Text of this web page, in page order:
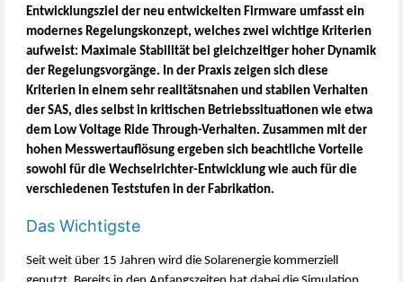
Entwicklungsziel der neu entwickelten Firmware umfasst ein
modernes Regelungskonzept, welches zwei wichtige Kriterien
aufweist: Maximale Stabilität bei gleichzeitiger hoher Dynamik
der Regelungsvorgänge. In der Praxis zeigen sich diese
Kriterien in einem sehr realitätsnahen und stabilen Verhalten
der SAS, dies selbst in kritischen Betriebssituationen wie etwa
dem Low Voltage Ride Through-Verhalten. Zusammen mit der
hohen Messwertauflösung ergeben sich beachtliche Vorteile
sowohl für die Wechselrichter-Entwicklung wie auch für die
verschiedenen Teststufen in der Fabrikation.
Das Wichtigste
Seit weit über 15 Jahren wird die Solarenergie kommerziell